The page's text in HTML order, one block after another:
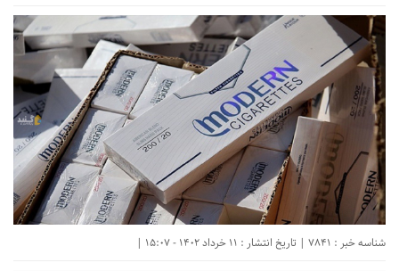
شناسه خبر : 7841 | تاریخ انتشار : 11 خرداد 1402 - 15:07 |